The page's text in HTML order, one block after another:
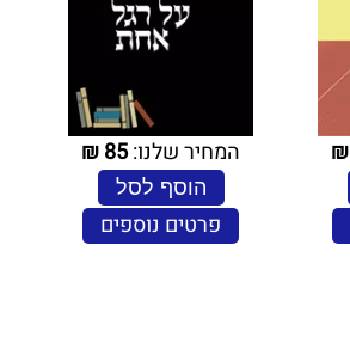
₪ המחיר שלנו:85
₪
הוסף לסל
פרטים נוספים